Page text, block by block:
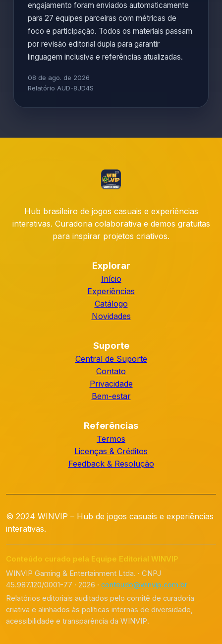
engajamento foram enviados automaticamente
para 27 equipes parceiras com métricas de
foco e participação. Todos os materiais passam
por revisão editorial dupla para garantir
linguagem inclusiva e referências atualizadas.
08 de ago. de 2026
Relatório AUD-8JD4S
Hub brasileiro de jogos casuais e experiências
interativas. Curadoria colaborativa e demos gratuitas
para inspirar projetos criativos.
Explorar
Início
Experiências
Catálogo
Novidades
Suporte
Central de Suporte
Contato
Privacidade
Bem-estar
Referências
Termos
Licenças & Créditos
Feedback & Resolução
© 2024 WINVIP – Hub de jogos casuais e experiências
interativas.
Conteúdo curado pela Equipe Editorial WINVIP
WINVIP Gaming & Entertainment Ltda. · CNPJ
45.987.120/0001-77 · 2026 · conteudo@winvip.com.br
Relatórios editoriais auditados pelo comitê de curadoria
criativa e alinhados às políticas internas de diversidade,
acessibilidade e transparência da WINVIP.